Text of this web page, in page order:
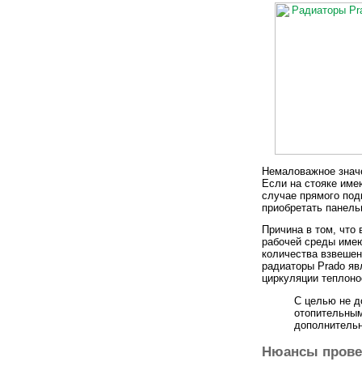
Немаловажное
Если на стояке
случае прямого
приобретать
Причина в том, что
рабочей среды
количества
радиаторы Prado
циркуляции
С целью не
Нюансы